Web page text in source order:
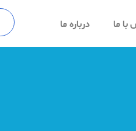
با ما درباره ما